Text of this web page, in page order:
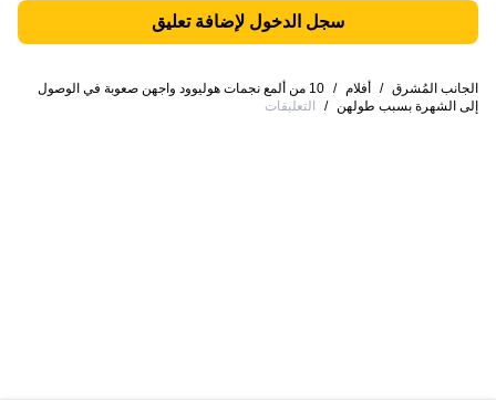
سجل الدخول لإضافة تعليق
الجانب المُشرق / أفلام /
10 من ألمع نجمات هوليوود واجهن صعوبة في الوصول
إلى الشهرة بسبب طولهن / التعليقات